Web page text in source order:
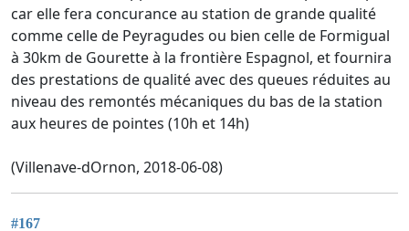
car elle fera concurance au station de grande qualité
comme celle de Peyragudes ou bien celle de Formigual
à 30km de Gourette à la frontière Espagnol, et fournira
des prestations de qualité avec des queues réduites au
niveau des remontés mécaniques du bas de la station
aux heures de pointes (10h et 14h)
(Villenave-dOrnon, 2018-06-08)
#167